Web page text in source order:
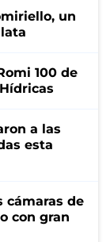
un
100 de
a las
esta
cámaras de
con gran